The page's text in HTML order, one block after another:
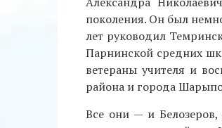
поколения. Он был
лет руководил
Парнинской средних
ветераны учителя и
района и города
Все они — и